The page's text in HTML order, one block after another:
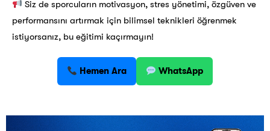
Siz de sporcuların motivasyon, stres yönetimi, özgüven ve
performansını artırmak için bilimsel teknikleri öğrenmek
istiyorsanız, bu eğitimi kaçırmayın!
Hemen Ara WhatsApp